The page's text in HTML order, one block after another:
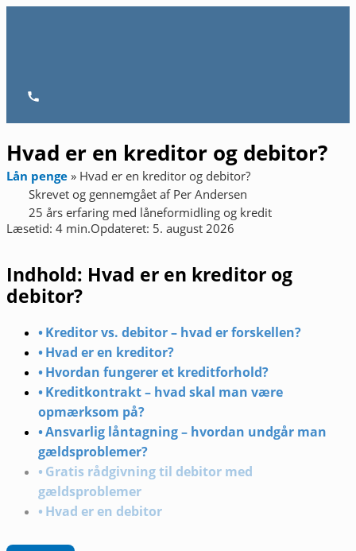
Hvad er en kreditor og debitor?
Lån penge » Hvad er en kreditor og debitor?
Skrevet og gennemgået af Per Andersen
25 års erfaring med låneformidling og kredit
Læsetid: 4 min.Opdateret: 5. august 2026
Indhold: Hvad er en kreditor og
debitor?
Kreditor vs. debitor – hvad er forskellen?
Hvad er en kreditor?
Hvordan fungerer et kreditforhold?
Kreditkontrakt – hvad skal man være
opmærksom på?
Ansvarlig låntagning – hvordan undgår man
gældsproblemer?
Gratis rådgivning til debitor med
gældsproblemer
Hvad er en debitor